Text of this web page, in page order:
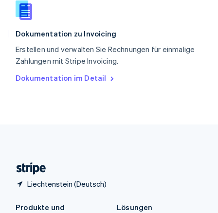
Dokumentation zu Invoicing
Erstellen und verwalten Sie Rechnungen für einmalige
Zahlungen mit Stripe Invoicing.
Dokumentation im Detail
Liechtenstein (Deutsch)
English
Spanien
Thailand
Tschechische Republik
English
English
Produkte und
Lösungen